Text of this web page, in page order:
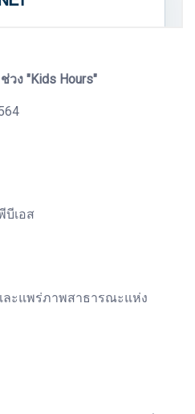
วง "Kids Hours"
บีเอส
ละแพร่ภาพสาธารณะแห่ง